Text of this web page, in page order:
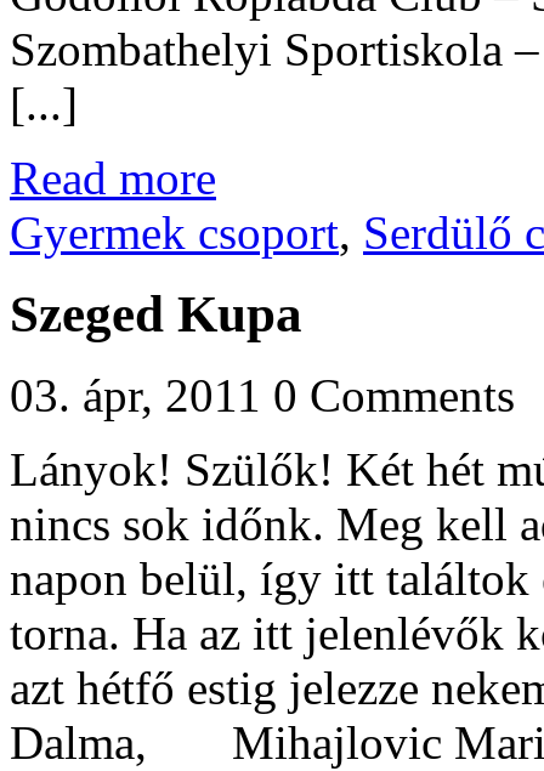
Szombathelyi Sportiskola
[...]
Read more
Gyermek csoport, Serdülő
Szeged Kupa
03. ápr, 2011 0 Comments
Lányok! Szülők! Két hét
nincs sok időnk. Meg kell
napon belül, így itt
torna. Ha az itt jelenlévők
azt hétfő estig jelezze
Dalma, Mihajlovic